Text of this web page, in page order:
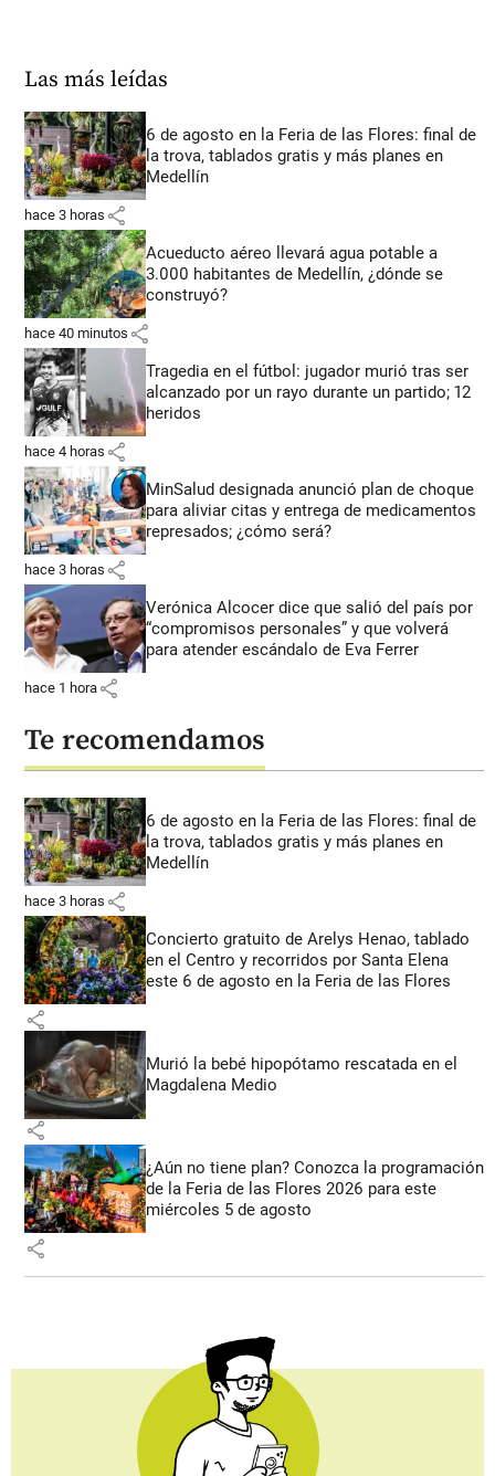
Las más leídas
6 de agosto en la Feria de las Flores: final de
la trova, tablados gratis y más planes en
Medellín
hace 3 horas share
Acueducto aéreo llevará agua potable a
3.000 habitantes de Medellín, ¿dónde se
construyó?
hace 40 minutos share
Tragedia en el fútbol: jugador murió tras ser
alcanzado por un rayo durante un partido; 12
heridos
hace 4 horas share
MinSalud designada anunció plan de choque
para aliviar citas y entrega de medicamentos
represados; ¿cómo será?
hace 3 horas share
Verónica Alcocer dice que salió del país por
“compromisos personales” y que volverá
para atender escándalo de Eva Ferrer
hace 1 hora share
Te recomendamos
6 de agosto en la Feria de las Flores: final de
la trova, tablados gratis y más planes en
Medellín
hace 3 horas share
Concierto gratuito de Arelys Henao, tablado
en el Centro y recorridos por Santa Elena
este 6 de agosto en la Feria de las Flores
share
Murió la bebé hipopótamo rescatada en el
Magdalena Medio
share
¿Aún no tiene plan? Conozca la programación
de la Feria de las Flores 2026 para este
miércoles 5 de agosto
share